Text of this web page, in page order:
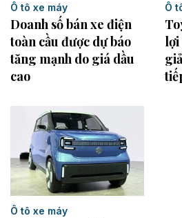
Ô tô xe máy
Doanh số bán xe điện
toàn cầu được dự báo
tăng mạnh do giá dầu
cao
Ô
lợi
Ô tô xe máy